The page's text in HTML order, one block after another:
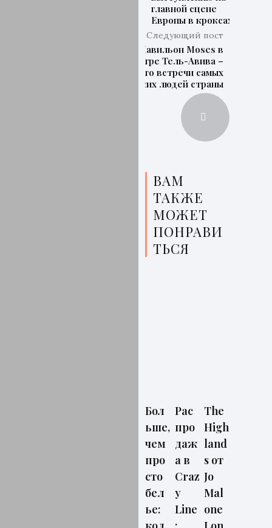
главной сцене
Европы в кроксах
Следующий пост
Павильон Moses в
центре Тель-Авива –
место встречи самых
ярких людей страны
ВАМ
ТАКЖЕ
МОЖЕТ
ПОНРАВИ
ТЬСЯ
Бол
ьше,
чем
про
сто
бел
ье:
Рас
про
даж
а в
Craz
y
Line
The
High
land
s от
Jo
Mal
one